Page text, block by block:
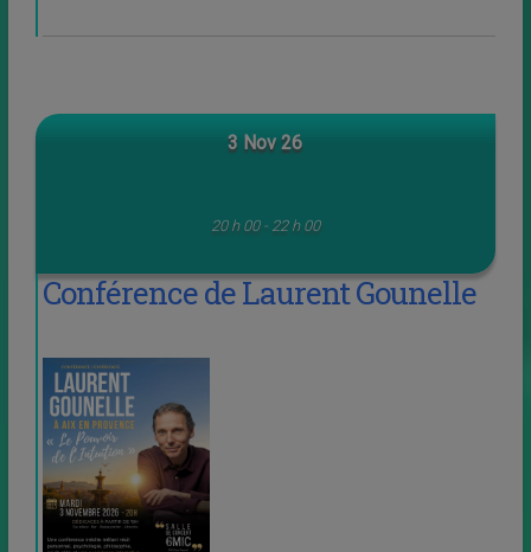
3 Nov 26
20 h 00 - 22 h 00
Conférence de Laurent Gounelle